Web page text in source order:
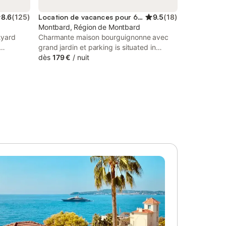
8.6(125)
is 16
Location de vacances pour 6 personnes 9.5(18)
Montbard, Région de Montbard
Charmante maison bourguignonne avec
grand jardin et parking is situated in
Montbard, 32 km from Pré Lamy Golf
dès 179 € / nuit